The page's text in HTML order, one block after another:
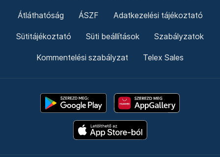
Átláthatóság ÁSZF Adatkezelési tájékoztató
Sütitájékoztató Süti beállítások Szabályzatok
Kommentelési szabályzat Telex Sales